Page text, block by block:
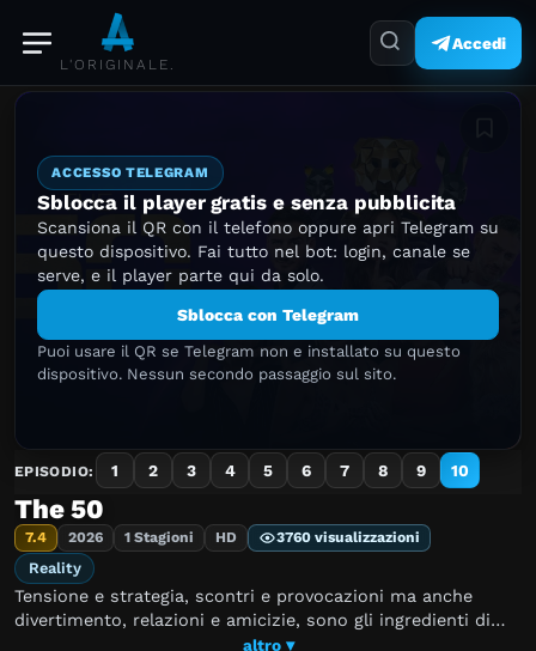
L'ORIGINALE.
Accedi
ACCESSO TELEGRAM
Sblocca il player gratis e senza pubblicita
Scansiona il QR con il telefono oppure apri Telegram su
questo dispositivo. Fai tutto nel bot: login, canale se
serve, e il player parte qui da solo.
Sblocca con Telegram
Puoi usare il QR se Telegram non e installato su questo
dispositivo. Nessun secondo passaggio sul sito.
EPISODIO: 1 2 3 4 5 6 7 8 9 10
The 50
7.4 2026 1 Stagioni HD 3760 visualizzazioni
Reality
Tensione e strategia, scontri e provocazioni ma anche
divertimento, relazioni e amicizie, sono gli ingredienti di
The 50, il nuovo reality game in cui 50 tra i più popolari
altro ▾